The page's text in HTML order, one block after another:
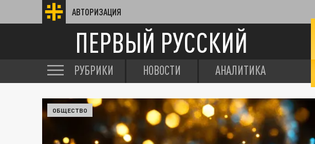
АВТОРИЗАЦИЯ
ПЕРВЫЙ РУССКИЙ
РУБРИКИ НОВОСТИ АНАЛИТИКА
ОБЩЕСТВО